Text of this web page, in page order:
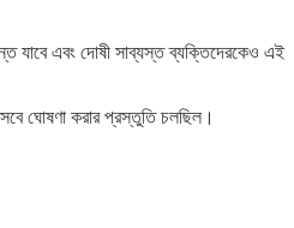
যাবে এবং দোষী সাব্যস্ত ব্যক্তিদেরকেও এই
ঘোষণা করার প্রস্তুতি চলছিল।